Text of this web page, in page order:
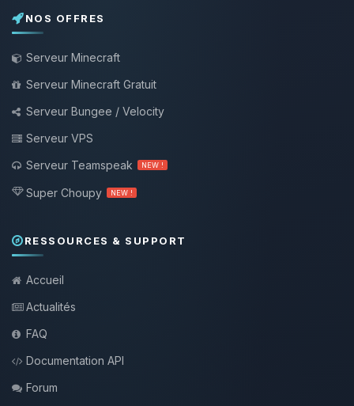
NOS OFFRES
Serveur Minecraft
Serveur Minecraft Gratuit
Serveur Bungee / Velocity
Serveur VPS
Serveur Teamspeak
NEW !
Super Choupy NEW !
RESSOURCES & SUPPORT
Accueil
Actualités
FAQ
Documentation API
Forum